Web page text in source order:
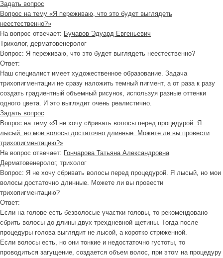
Задать вопрос
Вопрос на тему «Я переживаю, что это будет выглядеть
неестественно?»
На вопрос отвечает: Бучаров Эдуард Евгеньевич
Трихолог, дерматовенеролог
Вопрос: Я переживаю, что это будет выглядеть неестественно?
Ответ:
Наш специалист имеет художественное образование. Задача
трихопигментации не сразу наложить темный пигмент, а от раза к разу
создать градиентный объемный рисунок, используя разные оттенки
одного цвета. И это выглядит очень реалистично.
Задать вопрос
Вопрос на тему «Я не хочу сбривать волосы перед процедурой. Я
лысый, но мои волосы достаточно длинные. Можете ли вы провести
трихопигментацию?»
На вопрос отвечает: Гончарова Татьяна Александровна
Дерматовенеролог, трихолог
Вопрос: Я не хочу сбривать волосы перед процедурой. Я лысый, но мои
волосы достаточно длинные. Можете ли вы провести
трихопигментацию?
Ответ:
Если на голове есть безволосые участки головы, то рекомендовано
сбрить волосы до длины двух-трехдневной щетины. Тогда после
процедуры голова выглядит не лысой, а коротко стриженной.
Если волосы есть, но они тонкие и недостаточно густоты, то
проводиться загущение, создается объем волос, при этом на процедуру